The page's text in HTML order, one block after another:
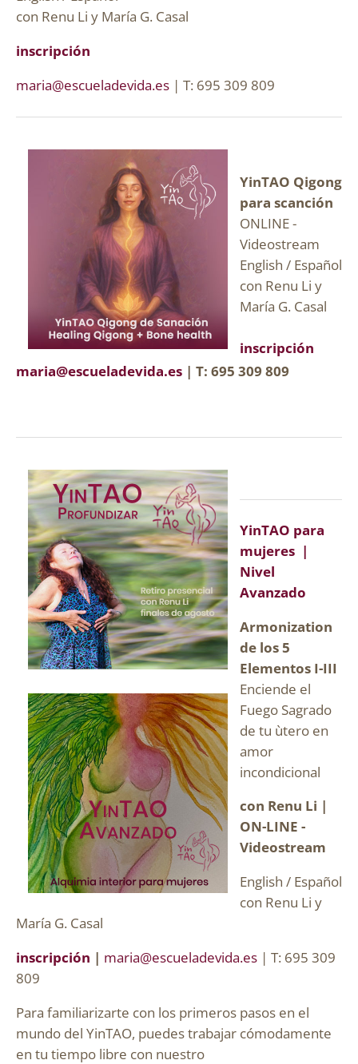
con Renu Li y María G. Casal
inscripción
maria@escueladevida.es | T: 695 309 809
YinTAO Qigong
para scanción
ONLINE -
Videostream
English / Español
con Renu Li y
María G. Casal
inscripción
maria@escueladevida.es | T: 695 309 809
YinTAO para
mujeres |
Nivel
Avanzado
Armonization
de los 5
Elementos I-III
Enciende el
Fuego Sagrado
de tu ùtero en
amor
incondicional
con Renu Li |
ON-LINE -
Videostream
English / Español
con Renu Li y
María G. Casal
inscripción | maria@escueladevida.es | T: 695 309
809
Para familiarizarte con los primeros pasos en el
mundo del YinTAO, puedes trabajar cómodamente
en tu tiempo libre con nuestro